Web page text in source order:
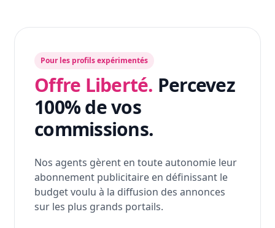
Pour les profils expérimentés
Offre Liberté. Percevez
100% de vos
commissions.
Nos agents gèrent en toute autonomie leur
abonnement publicitaire en définissant le
budget voulu à la diffusion des annonces
sur les plus grands portails.